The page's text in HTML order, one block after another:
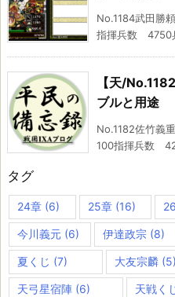
No.1184武田勝
指揮兵数 4750
【天/
ブルと用途
No.1182佐竹義
100指揮兵数
タグ
24章 (6) 25章(16)
今川義元 (6) 伊達政宗 (8)
夏くじ (7) 大友宗麟 (5)
天弓星宿陣 (6) 天戦く